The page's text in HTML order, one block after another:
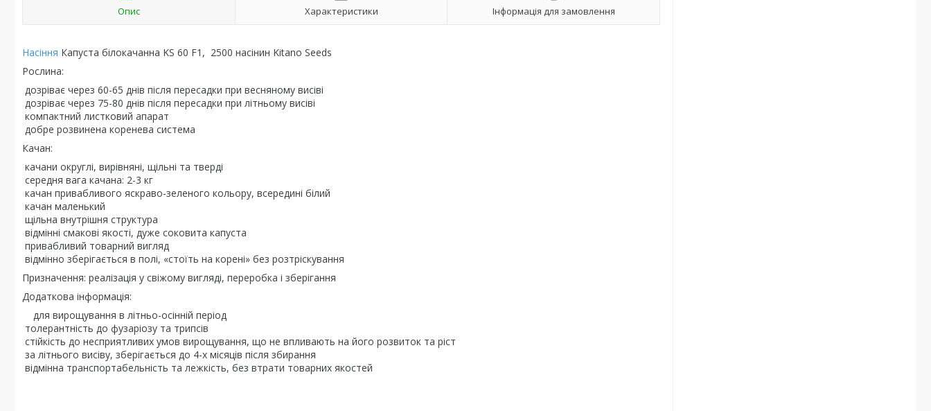
Опис Характеристики Інформація для замовлення
Насіння Капуста білокачанна KS 60 F1, 2500 насінин Kitano Seeds
Рослина:
дозріває через 60-65 днів після пересадки при весняному висіві
дозріває через 75-80 днів після пересадки при літньому висіві
компактний листковий апарат
добре розвинена коренева система
Качан:
качани округлі, вирівняні, щільні та тверді
середня вага качана: 2-3 кг
качан привабливого яскраво-зеленого кольору, всередині білий
качан маленький
щільна внутрішня структура
відмінні смакові якості, дуже соковита капуста
привабливий товарний вигляд
відмінно зберігається в полі, «стоїть на корені» без розтріскування
Призначення: реалізація у свіжому вигляді, переробка і зберігання
Додаткова інформація:
для вирощування в літньо-осінній період
толерантність до фузаріозу та трипсів
стійкість до несприятливих умов вирощування, що не впливають на його розвиток та ріст
за літнього висіву, зберігається до 4-х місяців після збирання
відмінна транспортабельність та лежкість, без втрати товарних якостей